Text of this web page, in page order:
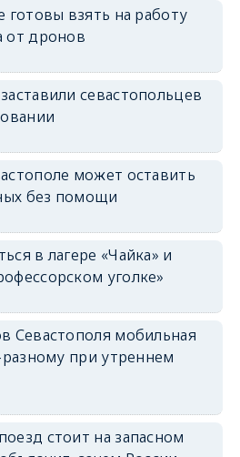
готовы взять на работу
от дронов
севастопольцев
может оставить
без помощи
в лагере «Чайка» и
уголке»
Севастополя мобильная
при утреннем
стоит на запасном